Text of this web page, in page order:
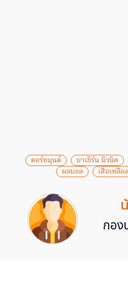
ดอร์ทมุนด์ บาเยิร์น มิวนิค
ผลบอล
เสือเหลือง
กอง